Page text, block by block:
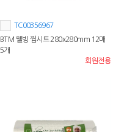
TC00356967
BTM 웰빙 찜시트 280x280mm 12매
5개
회원전용